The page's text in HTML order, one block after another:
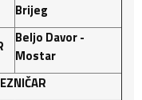
Brijeg
Beljo Davor -
Mostar